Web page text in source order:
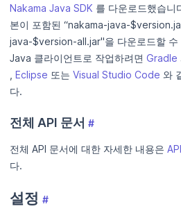
Nakama Java SDK 를 다운로드했습니
본이 포함된 “nakama-java-
java-$version-all.jar"을 다운로드할 수
Java 클라이언트로 작업하려면 Gradle
Eclipse 또는 Visual Studio Code 와
다.
전체 API 문서 #
전체 API 문서에 대한 자세한 내용은
다.
설정 #